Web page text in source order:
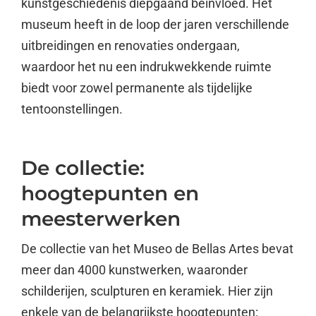
museum heeft in de loop der jaren verschillende
uitbreidingen en renovaties ondergaan,
waardoor het nu een indrukwekkende ruimte
biedt voor zowel permanente als tijdelijke
tentoonstellingen.
De collectie:
hoogtepunten en
meesterwerken
De collectie van het Museo de Bellas Artes bevat
meer dan 4000 kunstwerken, waaronder
schilderijen, sculpturen en keramiek. Hier zijn
enkele van de belangrijkste hoogtepunten: